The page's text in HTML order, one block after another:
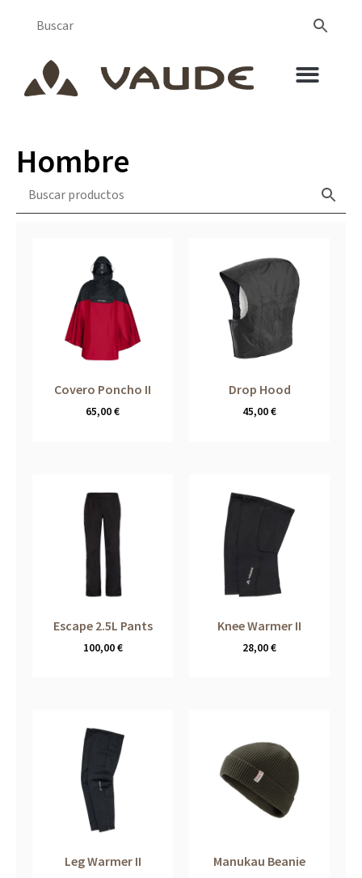
Hombre
Covero Poncho II
65,00€
Drop Hood
45,00€
Escape 2.5L Pants
100,00€
Knee Warmer II
28,00€
Leg Warmer II Manukau Beanie